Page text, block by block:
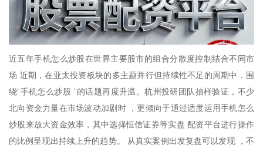
近五年手机怎么炒股在世界主要股市的组合分散度控制结合不同市
场 近期，在亚太投资板块的多主题并行但持续性不足的周期中，围
绕“手机怎么炒股 ”的话题再度升温。杭州投研团队抽样验证，不少
北向资金力量在市场波动加剧时 ，更倾向于通过适度运用手机怎么
炒股来放大资金效率，其中选择恒信证券等实盘 配资平台进行操作
的比例呈现出持续上升的趋势。 从真实案例出发复盘可以发现 ，不